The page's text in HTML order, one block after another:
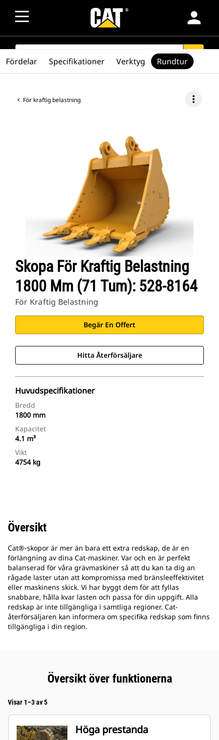
person
SEARCH search
För kraftig belastning more_vert
Skopa För Kraftig Belastning
1800 Mm (71 Tum): 528-8164
För Kraftig Belastning
Begär En Offert
Hitta Återförsäljare
Huvudspecifikationer
Bredd
1800 mm
Kapacitet
4.1 m³
Vikt
4754 kg
Fördelar Specifikationer Verktyg Rundtur
Översikt
Cat®-skopor är mer än bara ett extra redskap, de är en
förlängning av dina Cat-maskiner. Var och en är perfekt
balanserad för våra grävmaskiner så att du kan ta dig an
rågade laster utan att kompromissa med bränsleeffektivitet
eller maskinens skick. Vi har byggt dem för att fyllas
snabbare, hålla kvar lasten och passa för din uppgift. Alla
redskap är inte tillgängliga i samtliga regioner. Cat-
återförsäljaren kan informera om specifika redskap som finns
tillgängliga i din region.
Översikt över funktionerna
Visar 1–3 av 5
Höga prestanda